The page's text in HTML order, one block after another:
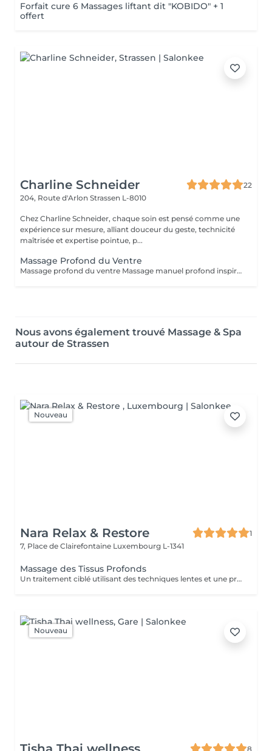
Forfait cure 6 Massages liftant dit "KOBIDO" + 1
offert
Charline Schneider
22
204, Route d'Arlon Strassen L-8010
Chez Charline Schneider, chaque soin est pensé comme une
expérience sur mesure, alliant douceur du geste, technicité
maîtrisée et expertise pointue, p...
Massage Profond du Ventre
Massage profond du ventre Massage manuel profond inspiré des traditions taoïstes, agissant sur l'abdomen, centre vital du corps. Ce soin vise à libérer les tensions physiques et émotionnelles accumulées dans le ventre, relancer la circulation interne et favoriser un meilleur équilibre digestif, nerveux et énergétique. Par un travail précis et en profondeur, le massage aide à détendre les organes, apaiser le système nerveux et soutenir la vitalité globale. Il s'adresse aux personnes sujettes au stress, aux troubles digestifs, aux tensions internes ou à une sensation de charge émotionnelle. Bénéfices : Amélioration du confort digestif et réduction des ballonnements Libération des tensions abdominales et émotionnelles Apaisement du système nerveux et diminution du stress Sensation de ventre plus détendu et de corps plus léger Amélioration de la qualité du sommeil et de l'énergie globale Ce soin est un massage de libération, profond et engagé, et non un massage bien-être.
Nous avons également trouvé Massage & Spa
autour de Strassen
Nouveau
Nara Relax & Restore
1
7, Place de Clairefontaine Luxembourg L-1341
Massage des Tissus Profonds
Un traitement ciblé utilisant des techniques lentes et une pression soutenue pour agir sur les couches profondes des muscles et des tissus conjonctifs. Idéal pour les tensions persistantes, les raideurs musculaires et les restrictions de mobilité, ce massage aide à relâcher les tensions profondes et à améliorer la mobilité générale.
Nouveau
8